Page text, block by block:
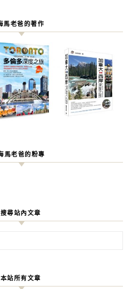
馬老爸的著作
馬老爸的粉專
搜尋站內文章
本站所有文章